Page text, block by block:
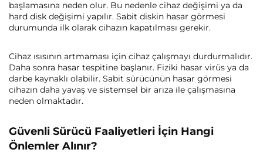
başlamasına neden olur. Bu nedenle cihaz değişimi ya da
hard disk değişimi yapılır. Sabit diskin hasar görmesi
durumunda ilk olarak cihazın kapatılması gerekir.
Cihaz ısısının artmaması için cihaz çalışmayı durdurmalıdır.
Daha sonra hasar tespitine başlanır. Fiziki hasar virüs ya da
darbe kaynaklı olabilir. Sabit sürücünün hasar görmesi
cihazın daha yavaş ve sistemsel bir arıza ile çalışmasına
neden olmaktadır.
Güvenli Sürücü Faaliyetleri İçin Hangi
Önlemler Alınır?